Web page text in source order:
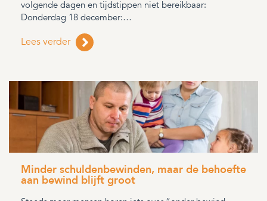
volgende dagen en tijdstippen niet bereikbaar:
Donderdag 18 december:…
Lees verder
Minder schuldenbewinden, maar de behoefte
aan bewind blijft groot